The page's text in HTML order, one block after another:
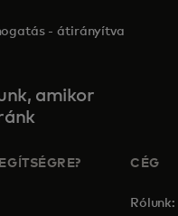
- átirányítva
amikor
CÉG
Rólunk: